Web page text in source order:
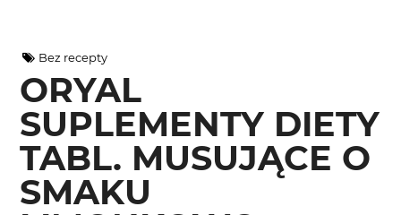
Bez recepty
ORYAL
SUPLEMENTY DIETY
TABL. MUSUJĄCE O
SMAKU